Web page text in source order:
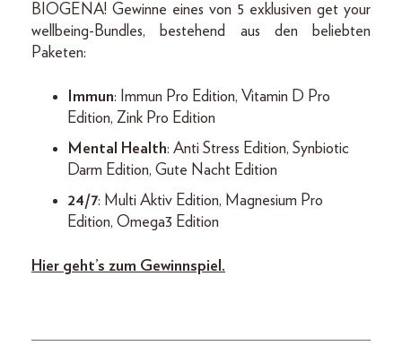
BIOGENA! Gewinne eines von 5 exklusiven get your
wellbeing-Bundles, bestehend aus den beliebten
Paketen:
Immun: Immun Pro Edition, Vitamin D Pro
Edition, Zink Pro Edition
Mental Health: Anti Stress Edition, Synbiotic
Darm Edition, Gute Nacht Edition
24/7: Multi Aktiv Edition, Magnesium Pro
Edition, Omega3 Edition
Hier geht’s zum Gewinnspiel.